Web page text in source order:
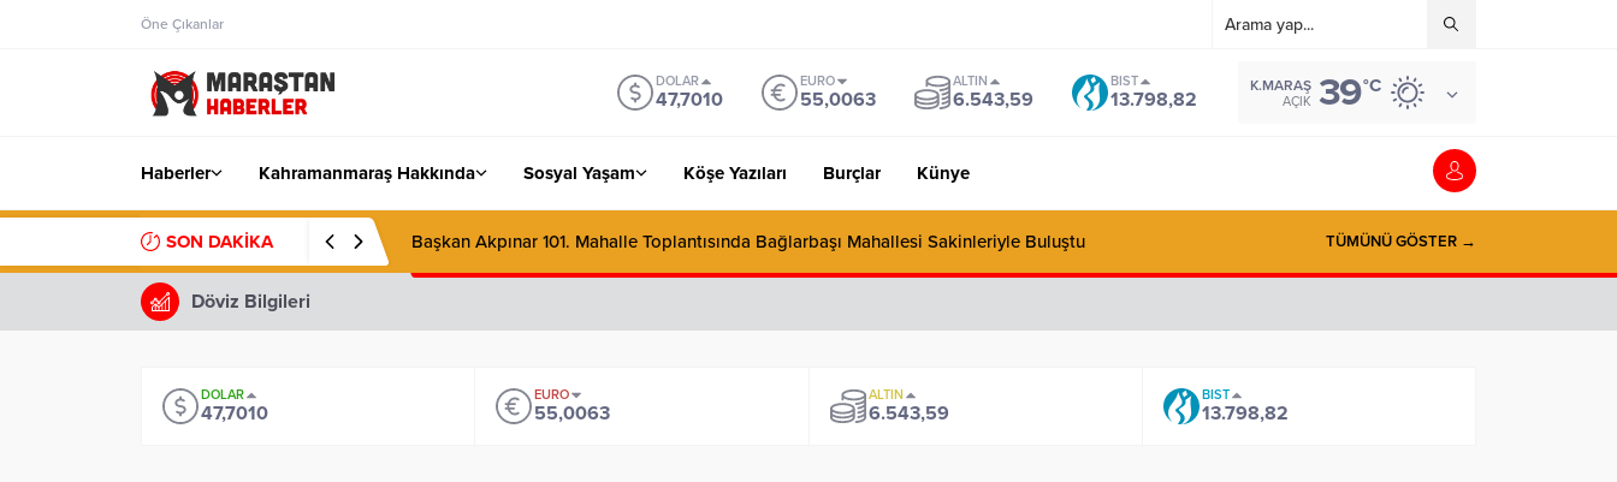
Öne Çıkanlar
DOLAR
47,7010
EURO
55,0063
ALTIN
6.543,59
BIST
13.798,82
K.MARAŞ
AÇIK 39°C
Haberler Kahramanmaraş Hakkında Sosyal Yaşam Köşe Yazıları Burçlar Künye
SON DAKİKA Başkan Akpınar 101. Mahalle Toplantısında Bağlarbaşı Mahallesi Sakinleriyle Buluştu TÜMÜNÜ GÖSTER →
Döviz Bilgileri
DOLAR
47,7010
EURO
55,0063
ALTIN
6.543,59
BIST
13.798,82